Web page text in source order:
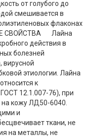
от голубого до
смешивается в
флаконах
СВОЙСТВА Лайна
действия в
болезней
вирусной
этиологии. Лайна
к
12.1.007-76), при
кожу ЛД50-6040.
и
ткани, не
на металлы, не